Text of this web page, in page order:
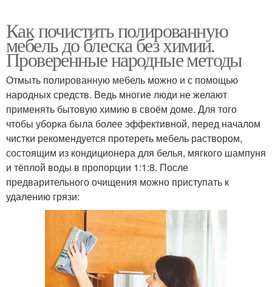
Как почистить полированную
мебель до блеска без химии.
Проверенные народные методы
Отмыть полированную мебель можно и с помощью
народных средств. Ведь многие люди не желают
применять бытовую химию в своём доме. Для того
чтобы уборка была более эффективной, перед началом
чистки рекомендуется протереть мебель раствором,
состоящим из кондиционера для белья, мягкого шампуня
и тёплой воды в пропорции 1:1:8. После
предварительного очищения можно приступать к
удалению грязи: